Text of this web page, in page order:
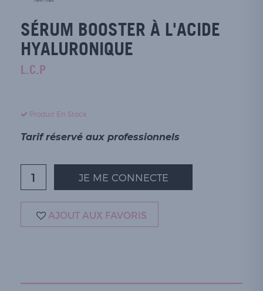
SÉRUM BOOSTER À L'ACIDE
HYALURONIQUE
L.C.P
Produit En Stock
Tarif réservé aux professionnels
JE ME CONNECTE
AJOUT AUX FAVORIS